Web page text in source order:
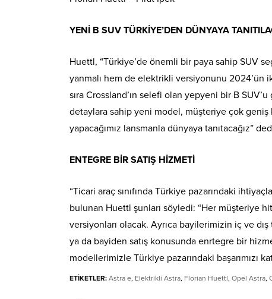
YENİ B SUV TÜRKİYE’DEN DÜNYAYA
Huettl, “Türkiye’de önemli bir paya sahip SUV
yanmalı hem de elektrikli versiyonunu 2024’ün
sıra Crossland’ın selefi olan yepyeni bir B
detaylara sahip yeni model, müşteriye çok geniş
yapacağımız lansmanla dünyaya tanıtacağız”
ENTEGRE BİR SATIŞ HİZMETİ
“Ticari araç sınıfında Türkiye pazarındaki
bulunan Huettl şunları söyledi: “Her müşteriye
versiyonları olacak. Ayrıca bayilerimizin iç ve
ya da bayiden satış konusunda enrtegre bir
modellerimizle Türkiye pazarındaki başarımızı
ETİKETLER: Astra e, Elektrikli Astra, Florian Huettl, Opel Astra,